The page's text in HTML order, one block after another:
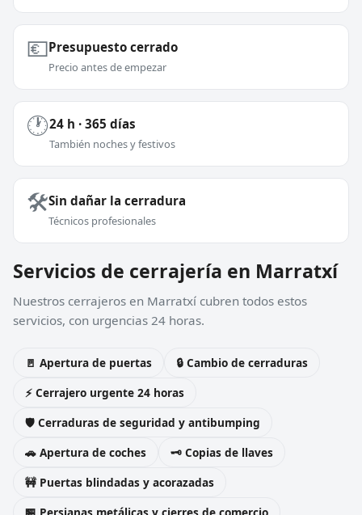
💶Presupuesto cerrado
Precio antes de empezar
🕐24 h · 365 días
También noches y festivos
🛠️Sin dañar la cerradura
Técnicos profesionales
Servicios de cerrajería en Marratxí
Nuestros cerrajeros en Marratxí cubren todos estos
servicios, con urgencias 24 horas.
🚪 Apertura de puertas
🔒 Cambio de cerraduras
⚡ Cerrajero urgente 24 horas
🛡️ Cerraduras de seguridad y antibumping
🚗 Apertura de coches
🗝️ Copias de llaves
🚧 Puertas blindadas y acorazadas
🏪 Persianas metálicas y cierres de comercio